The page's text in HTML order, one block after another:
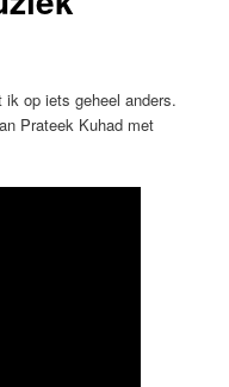
op iets geheel anders.
Prateek Kuhad met